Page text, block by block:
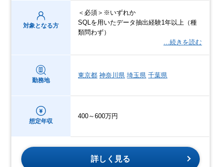
対象となる方
＜必須＞※いずれか
SQLを用いたデータ抽出経験1年以上（種
類問わず）
…続きを読む
勤務地
東京都 神奈川県 埼玉県 千葉県
想定年収
400～600万円
詳しく見る